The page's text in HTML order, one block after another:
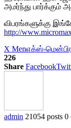
அமர்ந்து பார்க்கும்
விபரங்களுக்கு
http://
X Menஎக்ஸ்-மென்
226
Share Facebook
admin 21054 posts 0